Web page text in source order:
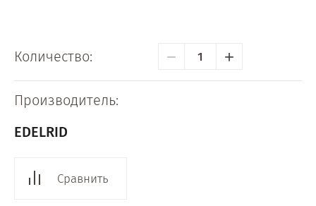
Количество: − +
Производитель:
EDELRID
Сравнить